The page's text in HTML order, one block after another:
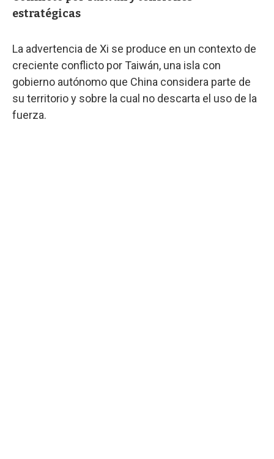
estratégicas
La advertencia de Xi se produce en un contexto de
creciente conflicto por Taiwán, una isla con
gobierno autónomo que China considera parte de
su territorio y sobre la cual no descarta el uso de la
fuerza.